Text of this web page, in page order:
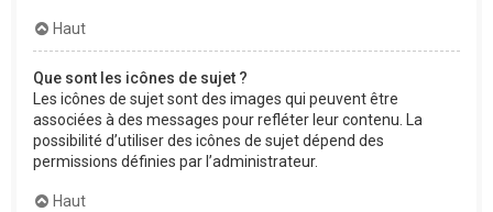
Haut
Que sont les icônes de sujet ?
Les icônes de sujet sont des images qui peuvent être
associées à des messages pour refléter leur contenu. La
possibilité d’utiliser des icônes de sujet dépend des
permissions définies par l’administrateur.
Haut